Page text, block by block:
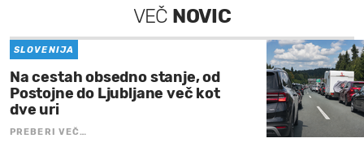
VEČ NOVIC
SLOVENIJA
Na cestah obsedno stanje, od
Postojne do Ljubljane več kot
dve uri
PREBERI VEČ…